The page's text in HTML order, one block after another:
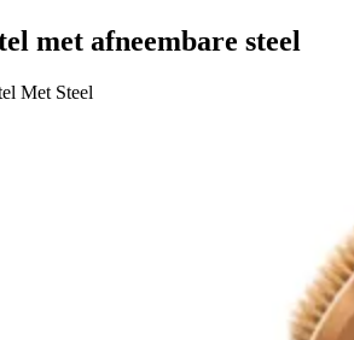
met afneembare steel
Met Steel